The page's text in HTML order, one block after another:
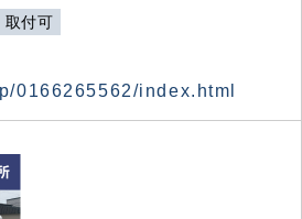
取付可
0166265562/index.html